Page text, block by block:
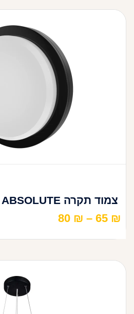
צמוד תקרה ABSOLUTE
65 ₪
–
80 ₪